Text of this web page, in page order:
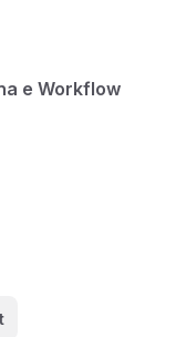
e Workflow